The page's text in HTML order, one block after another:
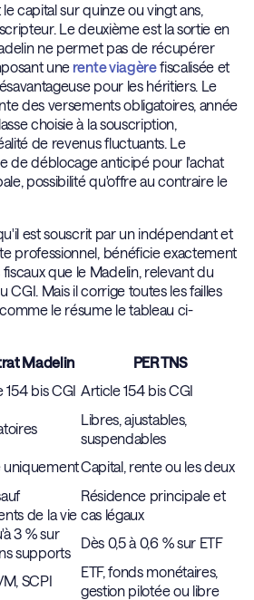
capital sur quinze ou vingt ans,
Le deuxième est la sortie en
ne permet pas de récupérer
une rente viagèrefiscalisée et
pour les héritiers. Le
des versements obligatoires, année
choisie à la souscription,
de revenus fluctuants. Le
de déblocage anticipé pour l'achat
possibilité qu'offre au contraire le
est souscrit par un indépendant et
professionnel, bénéficie exactement
que le Madelin, relevant du
CGI. Mais il corrige toutes les failles
le résume le tableau ci-
Madelin
PER TNS
154 bis CGI Article 154 bis CGI
Libres, ajustables,
suspendables
uniquementCapital, rente ou les deux
de la vie
Résidence principale et
cas légaux
3 % sur
supports
Dès 0,5 à 0,6 % sur ETF
SCPI
ETF, fonds monétaires,
gestion pilotée ou libre